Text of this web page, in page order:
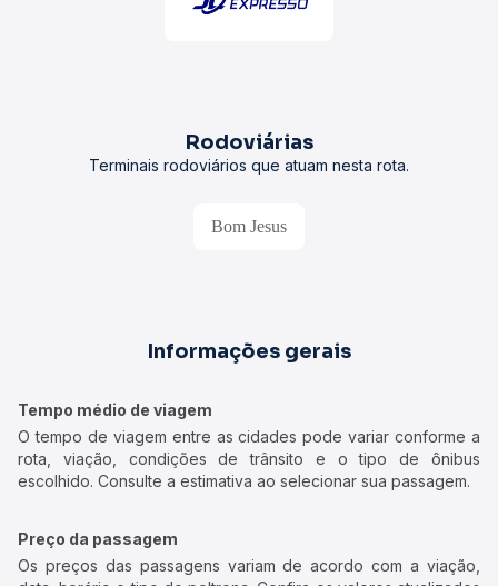
Rodoviárias
Terminais rodoviários que atuam nesta rota.
Bom Jesus
Informações gerais
Tempo médio de viagem
O tempo de viagem entre as cidades pode variar conforme a
rota, viação, condições de trânsito e o tipo de ônibus
escolhido. Consulte a estimativa ao selecionar sua passagem.
Preço da passagem
Os preços das passagens variam de acordo com a viação,